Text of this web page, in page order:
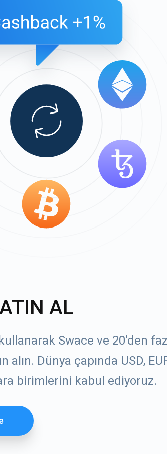
AL
kullanarak Swace ve 20'den
alın. Dünya çapında USD,
birimlerini kabul ediyoruz.